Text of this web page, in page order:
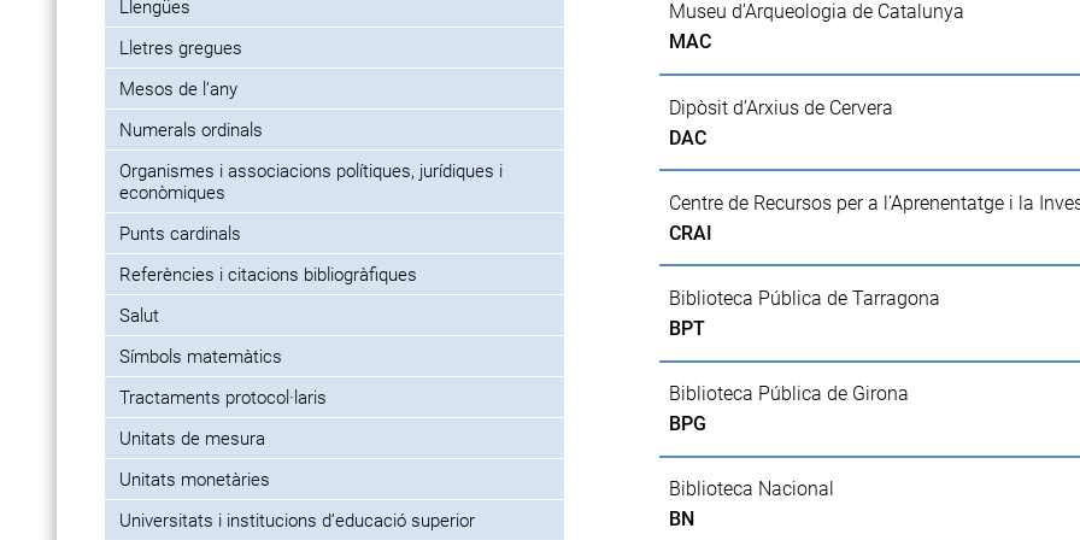
Llengües
Lletres gregues
Mesos de l’any
Numerals ordinals
Organismes i associacions polítiques, jurídiques i
econòmiques
Punts cardinals
Referències i citacions bibliogràfiques
Salut
Símbols matemàtics
Tractaments protocol·laris
Unitats de mesura
Unitats monetàries
Universitats i institucions d’educació superior
Museu d’Arqueologia de Catalunya
MAC
Dipòsit d’Arxius de Cervera
DAC
Centre de Recursos per a l’Aprenentatge i la
CRAI
Biblioteca Pública de Tarragona
BPT
Biblioteca Pública de Girona
BPG
Biblioteca Nacional
BN